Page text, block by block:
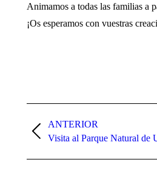
Animamos a todas las familias a
¡Os esperamos con vuestras
entre
publicaciones
ANTERIOR
Publicación
Visita al Parque Natural de